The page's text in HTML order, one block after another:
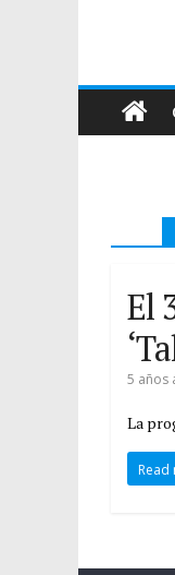
El
5 años
La
Read